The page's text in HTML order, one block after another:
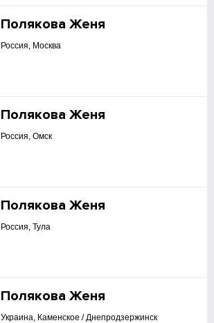
Полякова Женя
Россия, Москва
Полякова Женя
Россия, Омск
Полякова Женя
Россия, Тула
Полякова Женя
Украина, Каменское / Днепродзержинск